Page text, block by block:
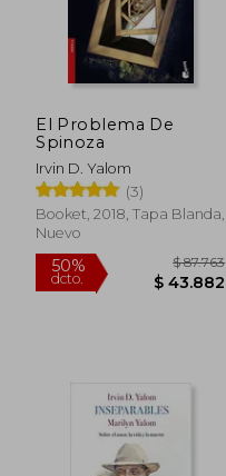
50%
El Problema De
Spinoza
Irvin D. Yalom
(3)
Booket, 2018, Tapa Blanda,
Nuevo